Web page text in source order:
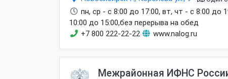
пн, ср - с 8:00 до 17:00, вт, чт - с 8:00 до
10:00 до 15:00,без перерыва на обед
+7 800 222-22-22
www.nalog.ru
Межрайонная ИФНС